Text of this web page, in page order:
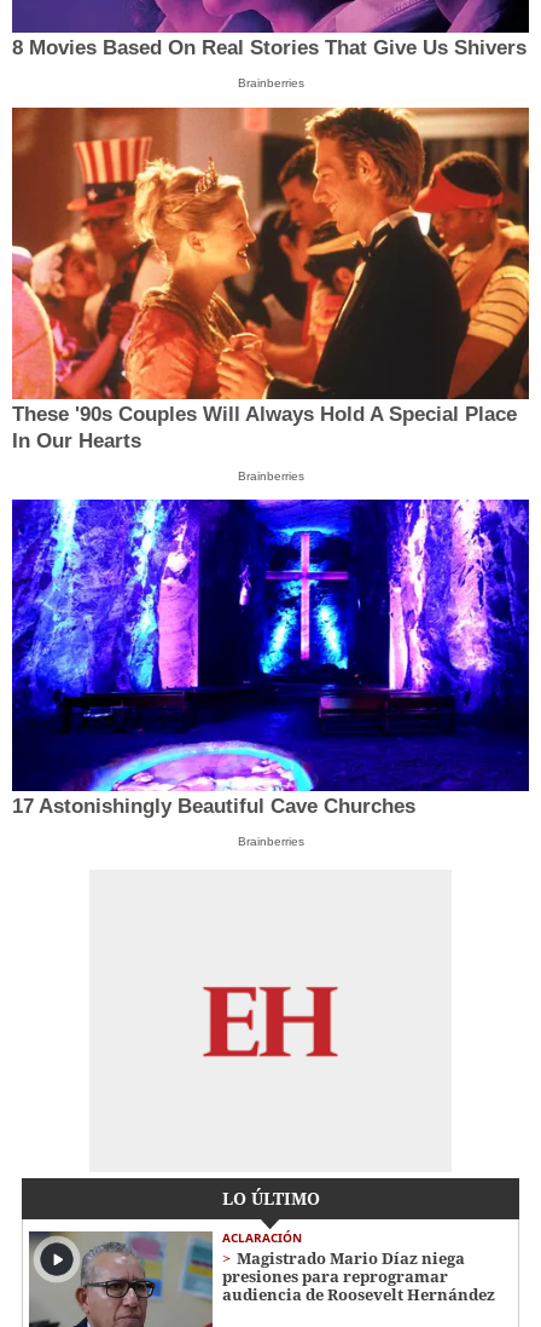
8 Movies Based On Real Stories That Give Us Shivers
Brainberries
These '90s Couples Will Always Hold A Special Place
In Our Hearts
Brainberries
17 Astonishingly Beautiful Cave Churches
Brainberries
LO ÚLTIMO
ACLARACIÓN
Magistrado Mario Díaz niega
presiones para reprogramar
audiencia de Roosevelt Hernández